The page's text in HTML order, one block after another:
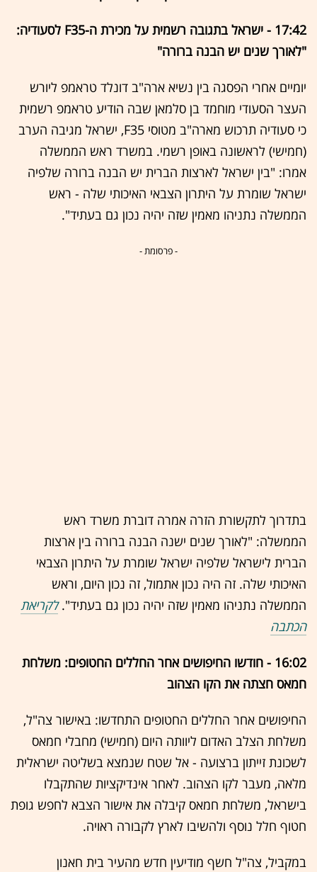
17:42 - ישראל בתגובה רשמית על מכירת ה-F35 לסעודיה:
"לאורך שנים יש הבנה ברורה"
יומיים אחרי הפסגה בין נשיא ארה"ב דונלד טראמפ ליורש
העצר הסעודי מוחמד בן סלמאן שבה הודיע טראמפ רשמית
כי סעודיה תרכוש מארה"ב מטוסי F35, ישראל מגיבה הערב
(חמישי) לראשונה באופן רשמי. במשרד ראש הממשלה
אמרו: "בין ישראל לארצות הברית יש הבנה ברורה שלפיה
ישראל שומרת על היתרון הצבאי האיכותי שלה - ראש
הממשלה נתניהו מאמין שזה יהיה נכון גם בעתיד".
- פרסומת -
בתדרוך לתקשורת הזרה אמרה דוברת משרד ראש
הממשלה: "לאורך שנים ישנה הבנה ברורה בין ארצות
הברית לישראל שלפיה ישראל שומרת על היתרון הצבאי
האיכותי שלה. זה היה נכון אתמול, זה נכון היום, וראש
הממשלה נתניהו מאמין שזה יהיה נכון גם בעתיד".לקריאת
הכתבה
16:02 - חודשו החיפושים אחר החללים החטופים: משלחת
חמאס חצתה את הקו הצהוב
החיפושים אחר החללים החטופים התחדשו: באישור צה"ל,
משלחת הצלב האדום ליוותה היום (חמישי) מחבלי חמאס
לשכונת זייתון ברצועה - אל שטח שנמצא בשליטה ישראלית
מלאה, מעבר לקו הצהוב. לאחר אינדיקציות שהתקבלו
בישראל, משלחת חמאס קיבלה את אישור הצבא לחפש גופת
חטוף חלל נוסף ולהשיבו לארץ לקבורה ראויה.
במקביל, צה"ל חשף מודיעין חדש מהעיר בית חאנון